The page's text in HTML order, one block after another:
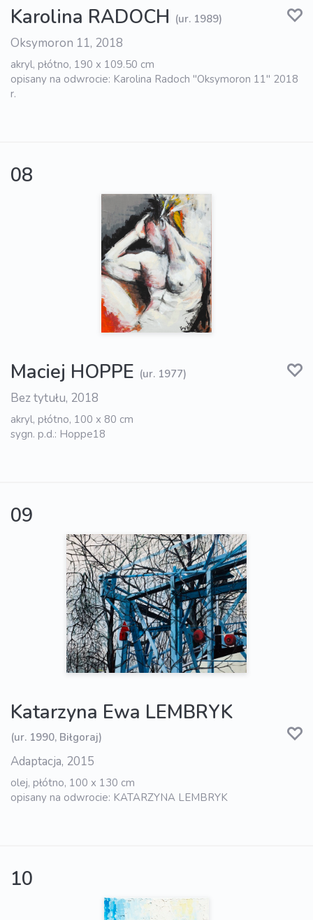
Karolina RADOCH (ur. 1989)
Oksymoron 11, 2018
akryl, płótno, 190 x 109.50 cm
opisany na odwrocie: Karolina Radoch "Oksymoron 11" 2018
r.
08
Maciej HOPPE (ur. 1977)
Bez tytułu, 2018
akryl, płótno, 100 x 80 cm
sygn. p.d.: Hoppe18
09
Katarzyna Ewa LEMBRYK
(ur. 1990, Biłgoraj)
Adaptacja, 2015
olej, płótno, 100 x 130 cm
opisany na odwrocie: KATARZYNA LEMBRYK
10